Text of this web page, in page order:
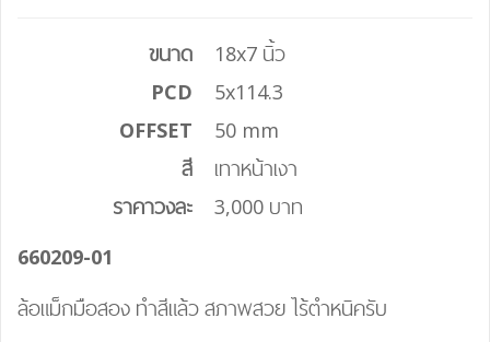
ขนาด
18x7 นิ้ว
PCD
5x114.3
OFFSET
50 mm
สี
เทาหน้าเงา
ราคาวงละ
3,000 บาท
660209-01
ล้อแม็กมือสอง ทำสีแล้ว สภาพสวย ไร้ตำหนิครับ